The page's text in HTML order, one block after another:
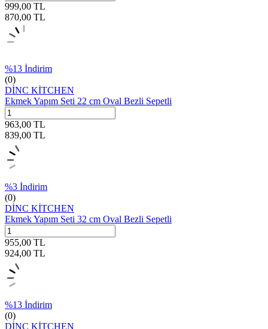
999,00 TL
870,00 TL
%13 İndirim
(0)
DİNC KİTCHEN
Ekmek Yapım Seti 22 cm Oval Bezli Sepetli
963,00 TL
839,00 TL
%3 İndirim
(0)
DİNC KİTCHEN
Ekmek Yapım Seti 32 cm Oval Bezli Sepetli
955,00 TL
924,00 TL
%13 İndirim
(0)
DİNC KİTCHEN